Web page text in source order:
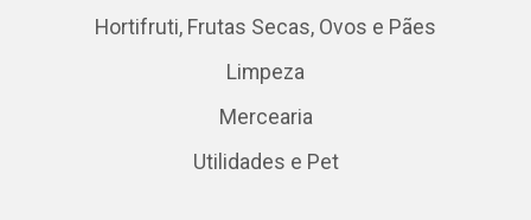
Hortifruti, Frutas Secas, Ovos e Pães
Limpeza
Mercearia
Utilidades e Pet